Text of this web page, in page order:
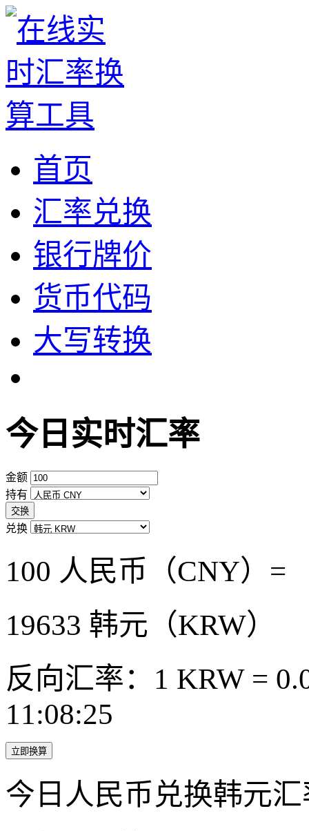
首页
汇率兑换
银行牌价
货币代码
大写转换
今日实时汇率
金额
持有
交换
兑换
100 人民币（CNY）=
19633 韩元（KRW）
反向汇率：1 KRW =
11:08:25
立即换算
今日人民币兑换韩元